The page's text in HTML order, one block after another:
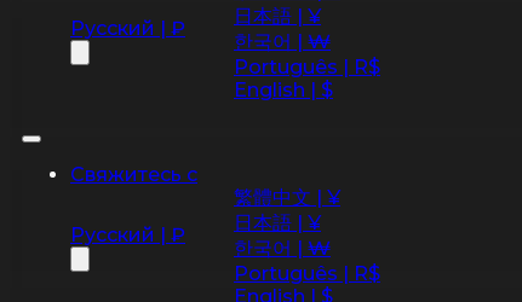
Русский | ₽
日本語 | ¥
한국어 | ₩
Português | R$
English | $
Свяжитесь с
Русский | ₽
繁體中文 | ¥
日本語 | ¥
한국어 | ₩
Português | R$
English | $